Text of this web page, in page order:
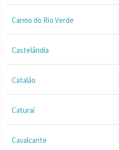
Carmo do Rio Verde
Castelândia
Catalão
Caturaí
Cavalcante